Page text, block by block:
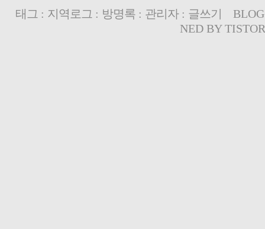
태그 : 지역로그 : 방명록: 관리자: 글쓰기
NED BY